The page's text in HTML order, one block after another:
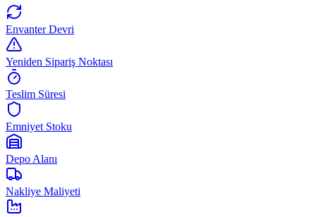
Envanter Devri
Yeniden Sipariş Noktası
Teslim Süresi
Emniyet Stoku
Depo Alanı
Nakliye Maliyeti